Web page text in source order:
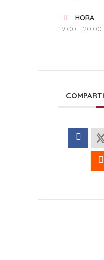
HORA
19:00 - 20:00